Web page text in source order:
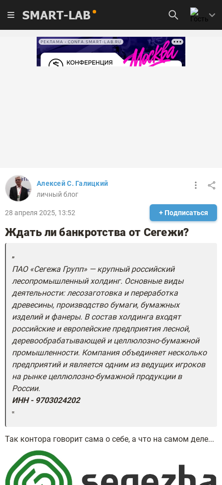
SMART-LAB
РЕКЛАМА • CONFA.SMART-LAB.RU
Алексей С. Галицкий
личный блог
28 апреля 2025, 13:52 + Подписаться
Ждать ли банкротства от Сегежи?
ПАО «Сегежа Групп» — крупный российский
лесопромышленный холдинг. Основные виды
деятельности: лесозаготовка и переработка
древесины, производство бумаги, бумажных
изделий и фанеры. В состав холдинга входят
российские и европейские предприятия лесной,
деревообрабатывающей и целлюлозно-бумажной
промышленности. Компания объединяет несколько
предприятий и является одним из ведущих игроков
на рынке целлюлозно-бумажной продукции в
России.
ИНН - 9703024202
Так контора говорит сама о себе, а что на самом деле...